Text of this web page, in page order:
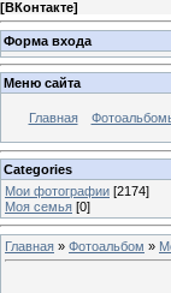
[ВКонтакте]
Форма входа
Меню сайта
Главная
Categories
Мои фотографии [2174]
Моя семья [0]
Главная » Фотоальбом »